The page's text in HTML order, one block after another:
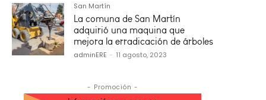
San Martín
La comuna de San Martín
adquirió una maquina que
mejora la erradicación de árboles
adminERE - 11 agosto, 2023
- Promoción -